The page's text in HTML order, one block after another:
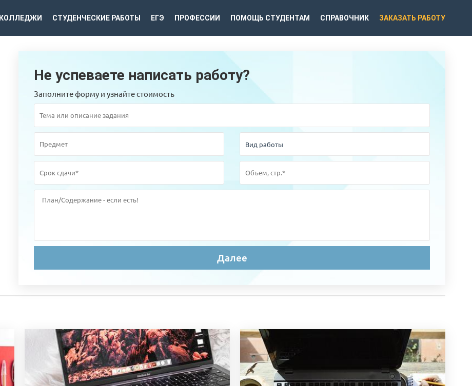
КОЛЛЕДЖИ СТУДЕНЧЕСКИЕ РАБОТЫ ЕГЭ ПРОФЕССИИ ПОМОЩЬ СТУДЕНТАМ СПРАВОЧНИК ЗАКАЗАТЬ РАБОТУ
Не успеваете написать работу?
Заполните форму и узнайте стоимость